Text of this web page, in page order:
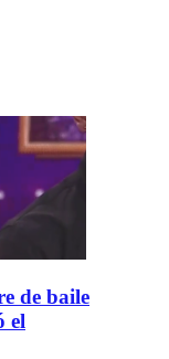
de baile
el